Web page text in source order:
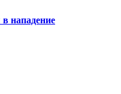
нападение